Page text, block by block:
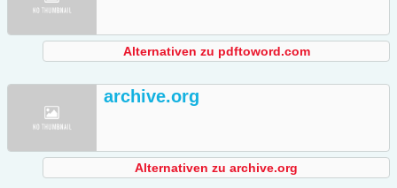
Alternativen zu pdftoword.com
archive.org
Alternativen zu archive.org